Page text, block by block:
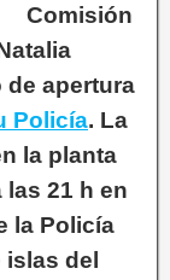
Comisión
de apertura
Policía. La
la planta
las 21 h en
la Policía
islas del